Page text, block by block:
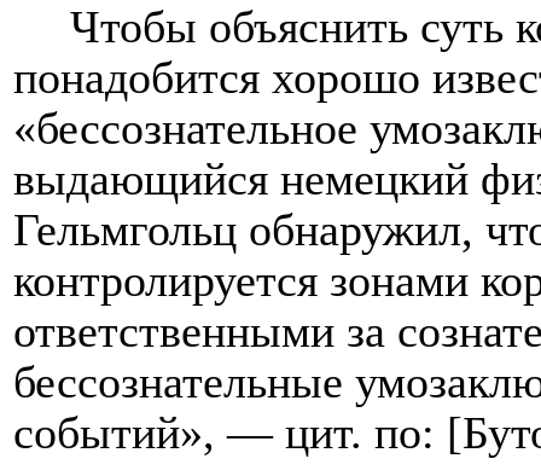
Чтобы объяснить суть
понадобится хорошо
«бессознательное
выдающийся немецкий
Гельмгольц обнаружил,
контролируется зонами
ответственными за
бессознательные
событий», — цит. по: [